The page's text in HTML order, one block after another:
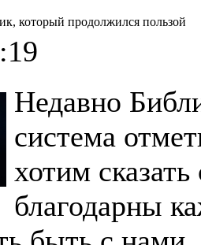
который продолжился пользой
Недавно
система
хотим
благодарны